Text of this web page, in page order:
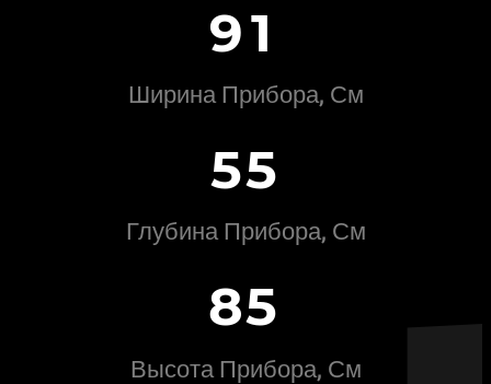
91
Ширина Прибора, См
55
Глубина Прибора, См
85
Высота Прибора, См